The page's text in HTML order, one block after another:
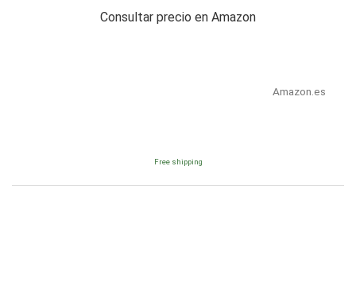
Consultar precio en Amazon
Amazon.es
Free shipping